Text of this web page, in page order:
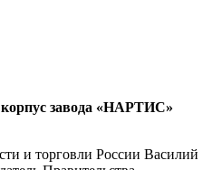
завода «НАРТИС»
и торговли России Василий